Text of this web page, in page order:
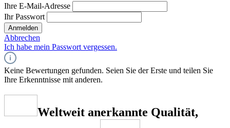
Ihre E-Mail-Adresse
Ihr Passwort
Anmelden
Abbrechen
Ich habe mein Passwort vergessen.
Keine Bewertungen gefunden. Seien Sie der Erste und teilen Sie
Ihre Erkenntnisse mit anderen.
Weltweit anerkannte Qualität,